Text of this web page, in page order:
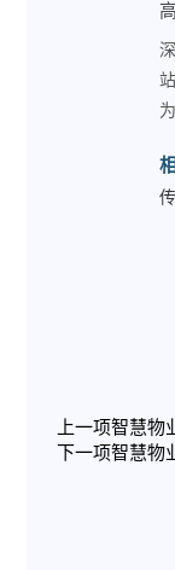
上一项智慧物
下一项智慧物